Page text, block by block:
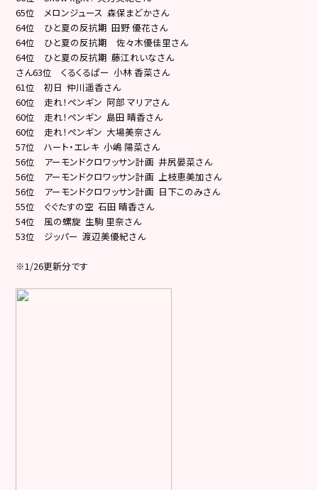
65位 メロンジュース 森保まどかさん
64位 ひと夏の反抗期 田野 優花さん
64位 ひと夏の反抗期 佐々木優佳里さん
64位 ひと夏の反抗期 藤江れいなさん
さん63位 くるくるぱー 小林 香菜さん
61位 初日 仲川遥香さん
60位 走れ！ペンギン 阿部 マリアさん
60位 走れ！ペンギン 島田 晴香さん
60位 走れ！ペンギン 大場美奈さん
57位 ハート・エレキ 小嶋 陽菜さん
56位 アーモンドクロワッサン計画 井尻晏菜さん
56位 アーモンドクロワッサン計画 上枝恵美加さん
56位 アーモンドクロワッサン計画 日下このみさん
55位 ぐぐたすの空 石田 晴香さん
54位 風の螺旋 生駒 里奈さん
53位 ジッパー 渡辺美優紀さん
※1/26更新分です